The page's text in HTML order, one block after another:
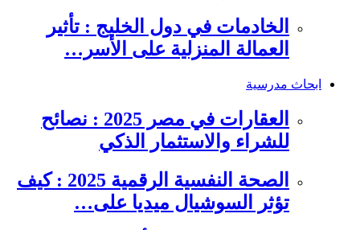
الخادمات في دول الخليج : تأثير
العمالة المنزلية على الأسر…
ابحاث مدرسية
العقارات في مصر 2025 : نصائح
للشراء والاستثمار الذكي
الصحة النفسية الرقمية 2025 : كيف
تؤثر السوشيال ميديا على…